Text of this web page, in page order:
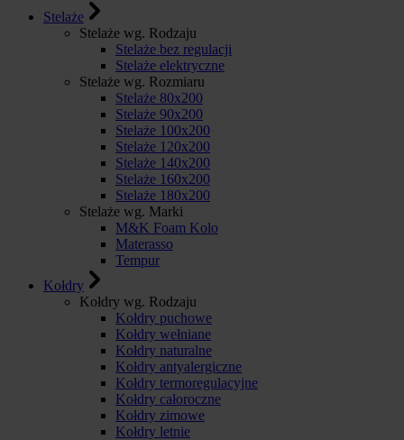
Stelaże
Stelaże wg. Rodzaju
Stelaże bez regulacji
Stelaże elektryczne
Stelaże wg. Rozmiaru
Stelaże 80x200
Stelaże 90x200
Stelaże 100x200
Stelaże 120x200
Stelaże 140x200
Stelaże 160x200
Stelaże 180x200
Stelaże wg. Marki
M&K Foam Kolo
Materasso
Tempur
Kołdry
Kołdry wg. Rodzaju
Kołdry puchowe
Kołdry wełniane
Kołdry naturalne
Kołdry antyalergiczne
Kołdry termoregulacyjne
Kołdry całoroczne
Kołdry zimowe
Kołdry letnie